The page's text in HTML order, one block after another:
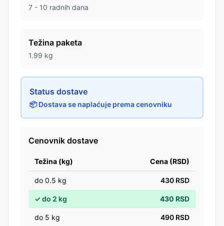
7 - 10 radnih dana
Težina paketa
1.99 kg
Status dostave
📦 Dostava se naplaćuje prema cenovniku
Cenovnik dostave
Težina (kg) Cena (RSD)
do 0.5 kg 430 RSD
✓do 2 kg 430 RSD
do 5 kg 490 RSD